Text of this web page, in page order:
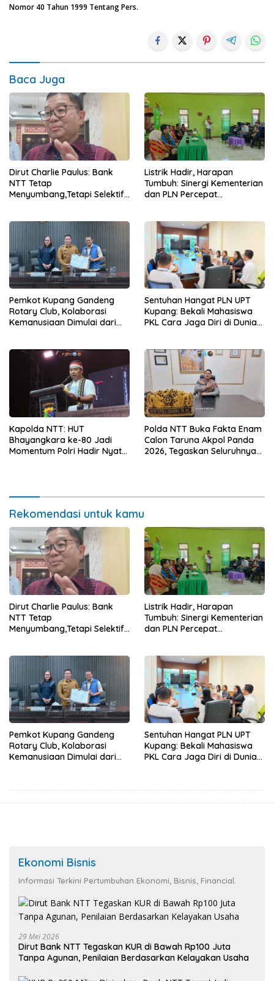
Nomor 40 Tahun 1999 Tentang Pers.
Baca Juga
Dirut Charlie Paulus: Bank
NTT Tetap
Menyumbang,Tetapi Selektif
Listrik Hadir, Harapan
Tumbuh: Sinergi Kementerian
dan PLN Percepat
Pemkot Kupang Gandeng
Rotary Club, Kolaborasi
Kemanusiaan Dimulai dari
Sentuhan Hangat PLN UPT
Kupang: Bekali Mahasiswa
PKL Cara Jaga Diri di Dunia
Kapolda NTT: HUT
Bhayangkara ke-80 Jadi
Momentum Polri Hadir Nyata
Polda NTT Buka Fakta Enam
Calon Taruna Akpol Panda
2026, Tegaskan Seluruhnya
Rekomendasi untuk kamu
Dirut Charlie Paulus: Bank
NTT Tetap
Menyumbang,Tetapi Selektif
Listrik Hadir, Harapan
Tumbuh: Sinergi Kementerian
dan PLN Percepat
Pemkot Kupang Gandeng
Rotary Club, Kolaborasi
Kemanusiaan Dimulai dari
Sentuhan Hangat PLN UPT
Kupang: Bekali Mahasiswa
PKL Cara Jaga Diri di Dunia
Ekonomi Bisnis
Informasi Terkini Pertumbuhan Ekonomi, Bisnis, Financial.
29 Mei 2026
Dirut Bank NTT Tegaskan KUR di Bawah Rp100 Juta
Tanpa Agunan, Penilaian Berdasarkan Kelayakan Usaha